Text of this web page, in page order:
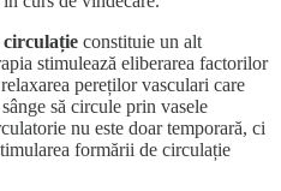
constituie un alt
stimulează eliberarea factorilor
pereților vasculari care
să circule prin vasele
nu este doar temporară, ci
formării de circulație